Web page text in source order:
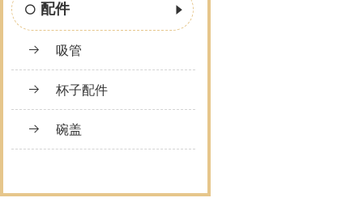
配件
吸管
杯子配件
碗盖